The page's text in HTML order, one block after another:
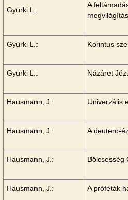
Gyürki L.:
A
Gyürki L.: Korintus
Gyürki L.: Názáret
Hausmann, J.: Univerzális
Hausmann, J.: A deutero-
Hausmann, J.: Bölcsesség
Hausmann, J.: A próféták